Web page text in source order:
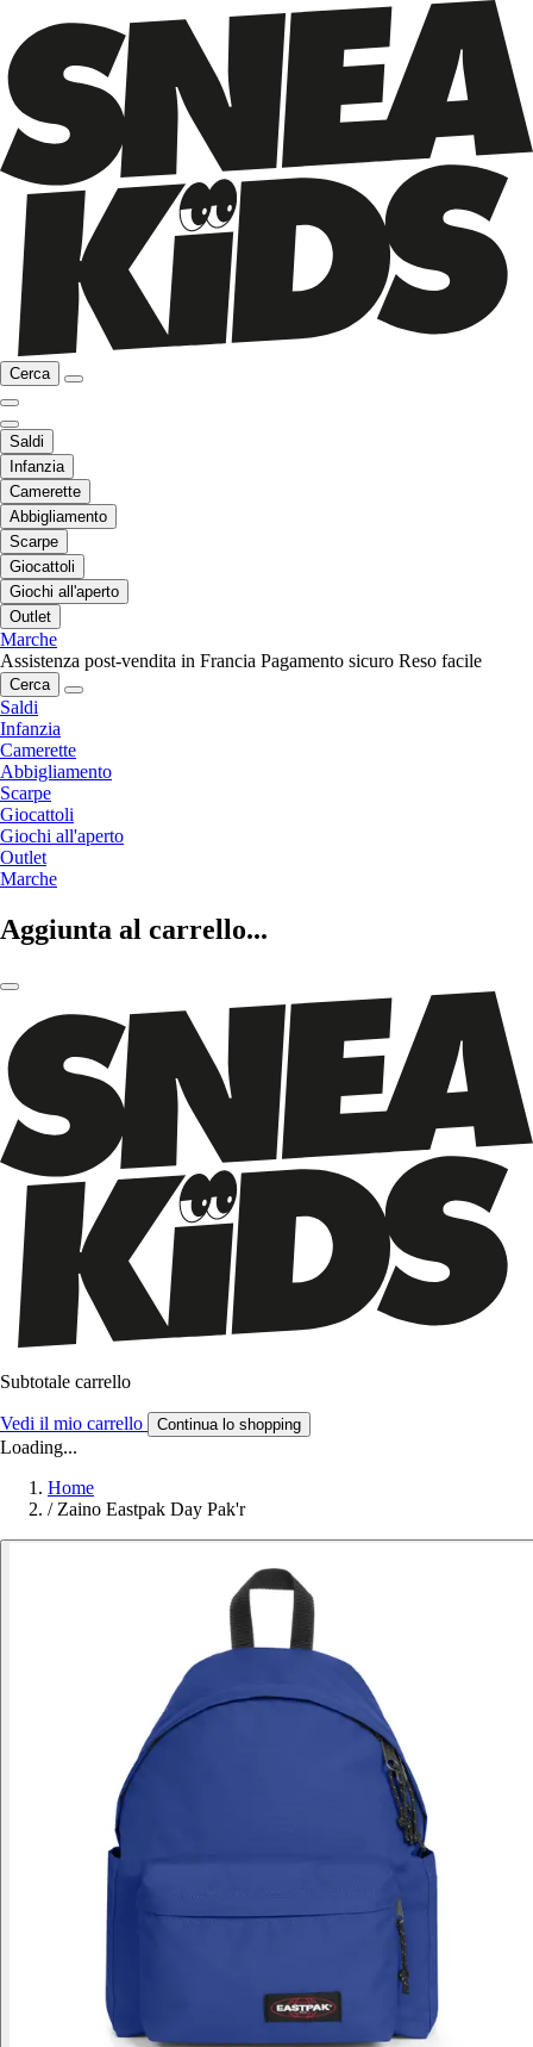
Cerca
Saldi
Infanzia
Camerette
Abbigliamento
Scarpe
Giocattoli
Giochi all'aperto
Outlet
Marche
Assistenza post-vendita in Francia Pagamento sicuro Reso facile
Cerca
Saldi
Infanzia
Camerette
Abbigliamento
Scarpe
Giocattoli
Giochi all'aperto
Outlet
Marche
Aggiunta al carrello...
Subtotale carrello
Vedi il mio carrello Continua lo shopping
Loading...
Home
/ Zaino Eastpak Day Pak'r